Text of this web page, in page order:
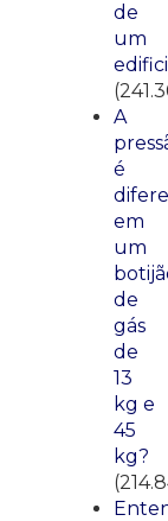
de
um
A
é
em
um
de
gás
de
13
kg e
45
kg?